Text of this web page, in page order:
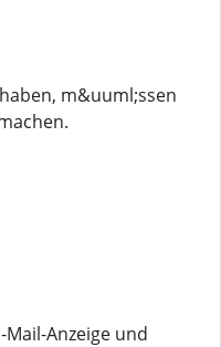
m&uuml;ssen
Anzeige und